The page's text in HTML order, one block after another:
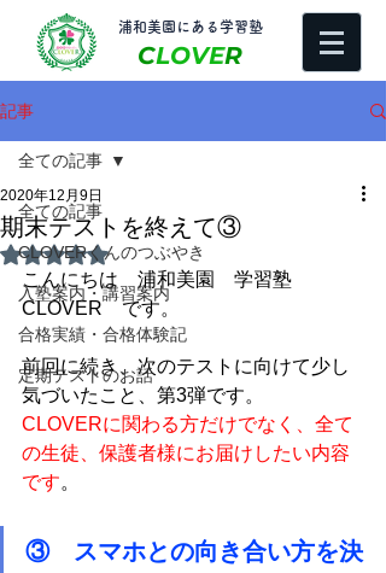
​浦和美園にある学習塾
CLOVER
記事
全ての記事
CLOVERくんのつぶやき
入塾案内・講習案内
合格実績・合格体験記
定期テストのお話
全ての記事
期末テストを終えて③
2020年12月9日
5つ星のうちNaNと評価されています。
こんにちは　浦和美園　学習塾
CLOVER　です。
前回に続き、次のテストに向けて少し
気づいたこと、第3弾です。
CLOVERに関わる方だけでなく、全て
の生徒、保護者様にお届けしたい内容
です。
③　スマホとの向き合い方を決